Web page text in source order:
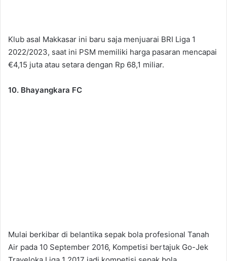
Klub asal Makkasar ini baru saja menjuarai BRI Liga 1
2022/2023, saat ini PSM memiliki harga pasaran mencapai
€4,15 juta atau setara dengan Rp 68,1 miliar.
10. Bhayangkara FC
Mulai berkibar di belantika sepak bola profesional Tanah
Air pada 10 September 2016, Kompetisi bertajuk Go-Jek